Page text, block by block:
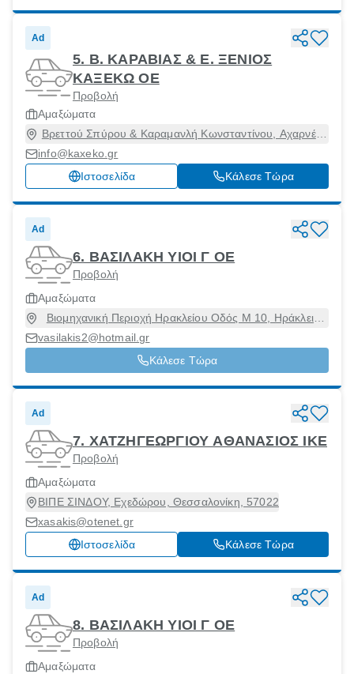
Ad
5. B. ΚΑΡΑΒΙΑΣ & Ε. ΞΕΝΙΟΣ
ΚΑΞΕΚΩ ΟΕ
Προβολή
Αμαξώματα
Βρεττού Σπύρου & Καραμανλή Κωνσταντίνου, Αχαρνές,
info@kaxeko.gr
Ιστοσελίδα
Κάλεσε Τώρα
Ad
6. ΒΑΣΙΛΑΚΗ ΥΙΟΙ Γ ΟΕ
Προβολή
Αμαξώματα
Βιομηχανική Περιοχή Ηρακλείου Οδός Μ 10, Ηράκλειο
[Δήμος], Ηράκλειο, 71601
vasilakis2@hotmail.gr
Κάλεσε Τώρα
Ad
7. ΧΑΤΖΗΓΕΩΡΓΙΟΥ ΑΘΑΝΑΣΙΟΣ ΙΚΕ
Προβολή
Αμαξώματα
ΒΙΠΕ ΣΙΝΔΟΥ, Εχεδώρου, Θεσσαλονίκη, 57022
xasakis@otenet.gr
Ιστοσελίδα
Κάλεσε Τώρα
Ad
8. ΒΑΣΙΛΑΚΗ ΥΙΟΙ Γ ΟΕ
Προβολή
Αμαξώματα